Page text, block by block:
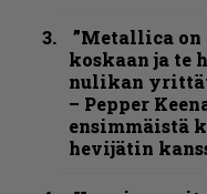
”Metallica
koskaan ja te
nulikan
– Pepper
ensimmäistä
hevijätin